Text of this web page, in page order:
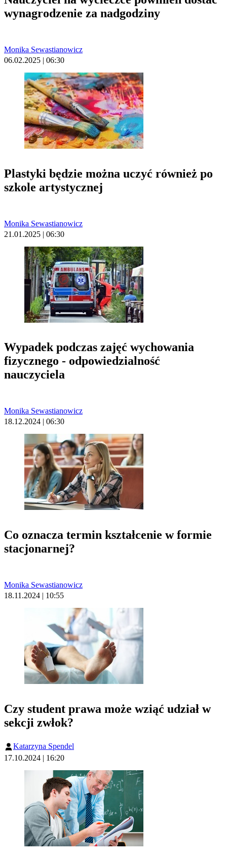
wynagrodzenie za nadgodziny
Monika Sewastianowicz
06.02.2025 | 06:30
Plastyki będzie można uczyć również po
szkole artystycznej
Monika Sewastianowicz
21.01.2025 | 06:30
Wypadek podczas zajęć wychowania
fizycznego - odpowiedzialność
nauczyciela
Monika Sewastianowicz
18.12.2024 | 06:30
Co oznacza termin kształcenie w formie
stacjonarnej?
Monika Sewastianowicz
18.11.2024 | 10:55
Czy student prawa może wziąć udział w
sekcji zwłok?
Katarzyna Spendel
17.10.2024 | 16:20